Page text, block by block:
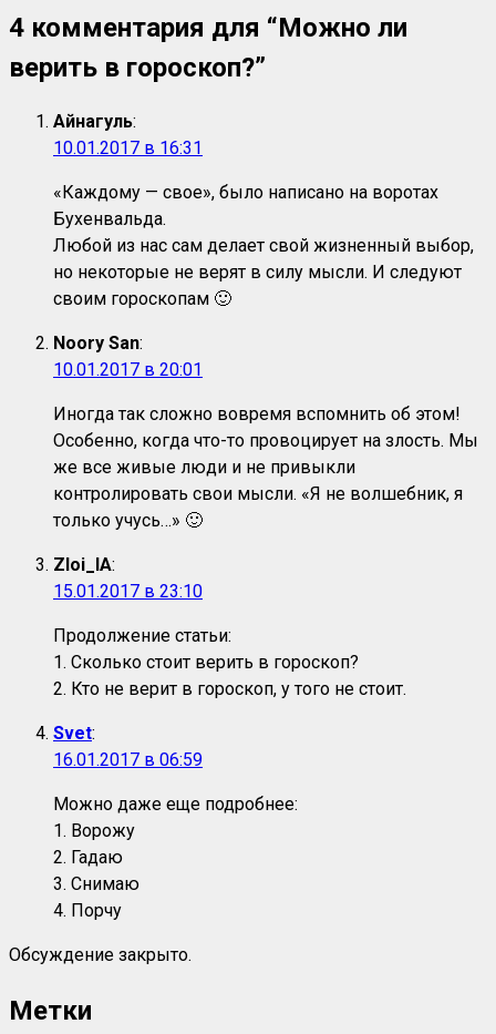
4 комментария для “Можно ли
верить в гороскоп?”
Айнагуль:
10.01.2017 в 16:31
«Каждому — свое», было написано на воротах
Бухенвальда.
Любой из нас сам делает свой жизненный выбор,
но некоторые не верят в силу мысли. И следуют
своим гороскопам 🙂
Noory San:
10.01.2017 в 20:01
Иногда так сложно вовремя вспомнить об этом!
Особенно, когда что-то провоцирует на злость. Мы
же все живые люди и не привыкли
контролировать свои мысли. «Я не волшебник, я
только учусь…» 🙂
Zloi_IA:
15.01.2017 в 23:10
Продолжение статьи:
1. Сколько стоит верить в гороскоп?
2. Кто не верит в гороскоп, у того не стоит.
Svet:
16.01.2017 в 06:59
Можно даже еще подробнее:
1. Ворожу
2. Гадаю
3. Снимаю
4. Порчу
Обсуждение закрыто.
Метки